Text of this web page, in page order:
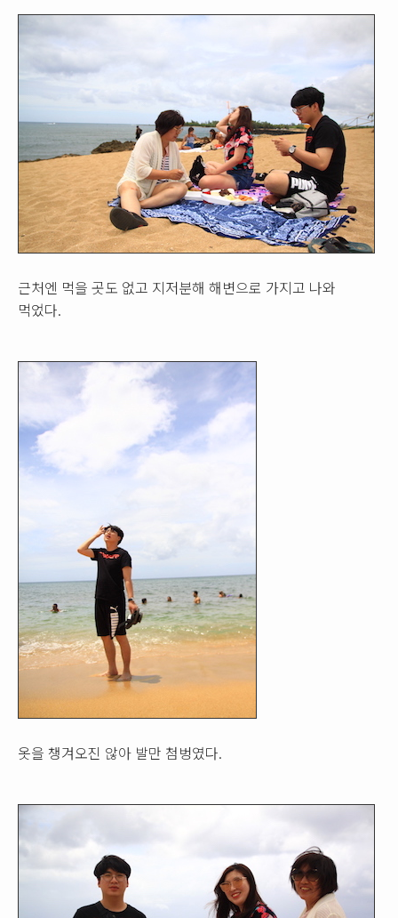
근처엔 먹을 곳도 없고 지저분해 해변으로 가지고 나와
먹었다.
옷을 챙겨오진 않아 발만 첨벙였다.